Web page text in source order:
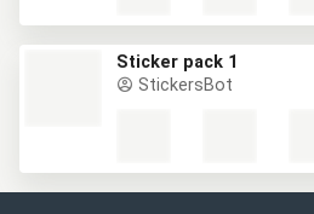
Sticker pack 1
StickersBot